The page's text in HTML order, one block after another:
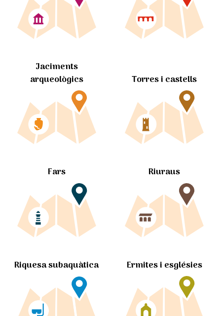
Jaciments
arqueològics
Torres i castells
Fars Riuraus
Riquesa subaquàtica Ermites i esglésies